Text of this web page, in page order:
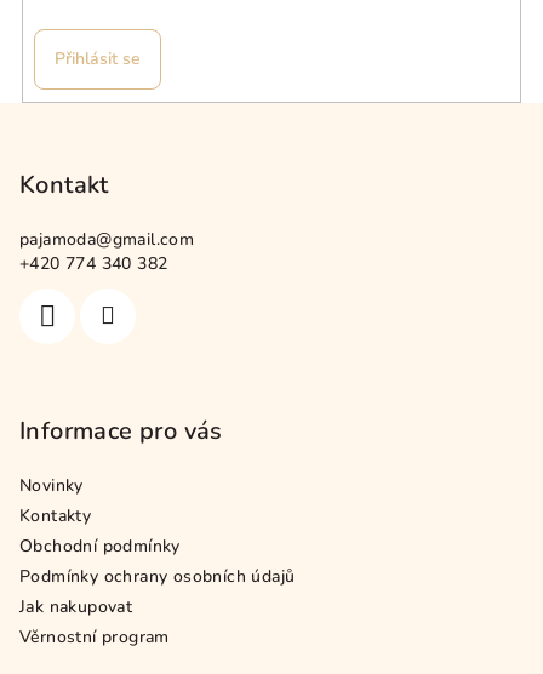
Přihlásit se
Kontakt
pajamoda@gmail.com
+420 774 340 382
Informace pro vás
Novinky
Kontakty
Obchodní podmínky
Podmínky ochrany osobních údajů
Jak nakupovat
Věrnostní program